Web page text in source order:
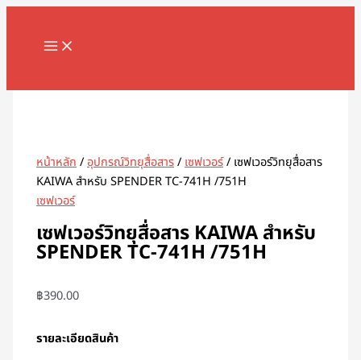
Skip
content
MAIN
หน้าหลัก/อุปกรณ์วิทยุสื่อสาร/เซฟเวอร์/ เซฟเวอร์วิทยุสื่อสาร
KAIWA สำหรับ SPENDER TC-741H /751H
เซฟเวอร์
เซฟเวอร์วิทยุสื่อสาร KAIWA สำหรับ
SPENDER TC-741H /751H
฿390.00
รายละเอียดสินค้า
จำนวน
เวอร์
สื่อสาร
TC-
741H
/751H